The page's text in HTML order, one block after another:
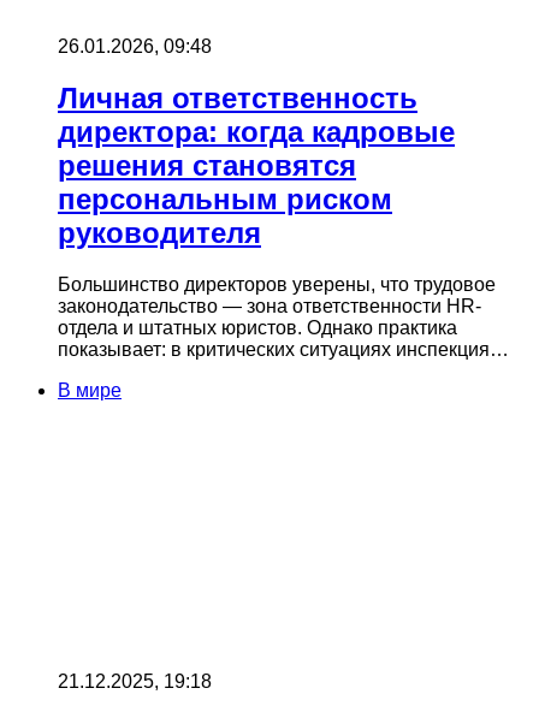
26.01.2026, 09:48
Личная ответственность
директора: когда кадровые
решения становятся
персональным риском
руководителя
Большинство директоров уверены, что трудовое
законодательство — зона ответственности HR-
отдела и штатных юристов. Однако практика
показывает: в критических ситуациях инспекция…
В мире
21.12.2025, 19:18